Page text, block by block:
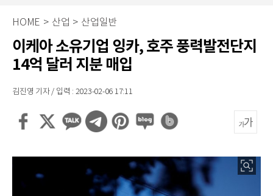
HOME > 산업 > 산업일반
이케아 소유기업 잉카, 호주 풍력발전단지
14억 달러 지분 매입
김진영 기자 / 입력 : 2023-02-06 17:11